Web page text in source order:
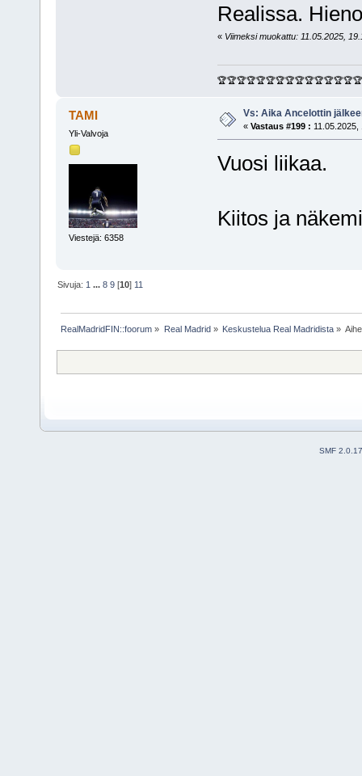
Realissa.
« Viimeksi muokattu: 11.05.2025,
🏆🏆🏆🏆🏆🏆🏆🏆🏆🏆🏆🏆🏆🏆🏆
TAMI
Yli-Valvoja
Viestejä: 6358
Vs: Aika Ancelottin
« Vastaus #199 : 11.05.2025,
Vuosi liikaa.
Kiitos ja
Sivuja: 1 ...8 9 [10] 11
RealMadridFIN::foorum » Real Madrid» Keskustelua Real Madridista»
SMF 2.0.17